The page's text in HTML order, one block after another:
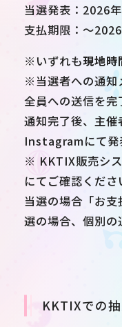
当選発表：2026
支払期限：～
※いずれも現地時
※当選者への通知
全員への送信を完
通知完了後、主
Instagramにて発
※ KKTIX販売シ
にてご確認くださ
当選の場合「お
選の場合、個別の
KKTIXでの